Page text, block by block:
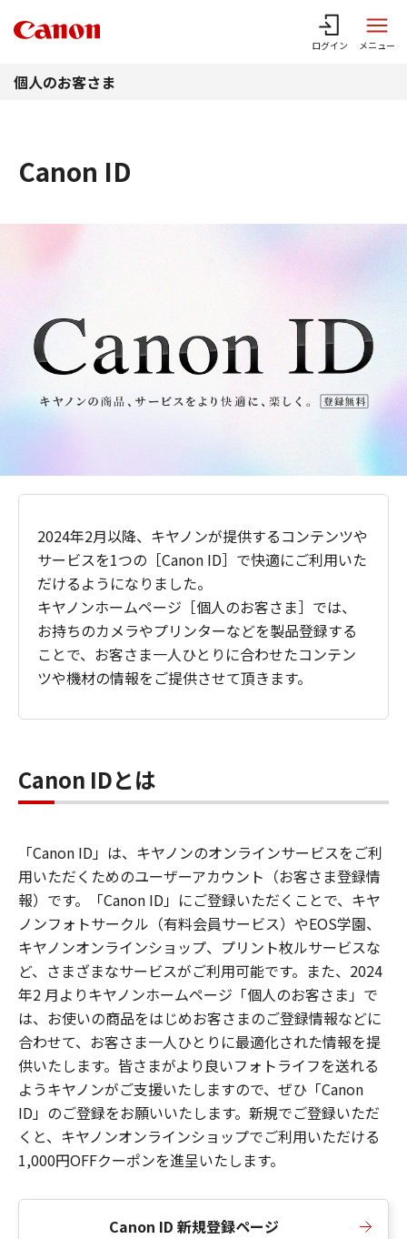
ログイン メニュー
個人のお客さま
Canon ID
2024年2月以降、キヤノンが提供するコンテンツや
サービスを1つの［Canon ID］で快適にご利用いた
だけるようになりました。
キヤノンホームページ［個人のお客さま］では、
お持ちのカメラやプリンターなどを製品登録する
ことで、お客さま一人ひとりに合わせたコンテン
ツや機材の情報をご提供させて頂きます。
Canon IDとは
「Canon ID」は、キヤノンのオンラインサービスをご利
用いただくためのユーザーアカウント（お客さま登録情
報）です。「Canon ID」にご登録いただくことで、キヤ
ノンフォトサークル（有料会員サービス）やEOS学園、
キヤノンオンラインショップ、プリント枚ルサービスな
ど、さまざまなサービスがご利用可能です。また、2024
年2 月よりキヤノンホームページ「個人のお客さま」で
は、お使いの商品をはじめお客さまのご登録情報などに
合わせて、お客さま一人ひとりに最適化された情報を提
供いたします。皆さまがより良いフォトライフを送れる
ようキヤノンがご支援いたしますので、ぜひ「Canon
ID」のご登録をお願いいたします。新規でご登録いただ
くと、キヤノンオンラインショップでご利用いただける
1,000円OFFクーポンを進呈いたします。
Canon ID 新規登録ページ